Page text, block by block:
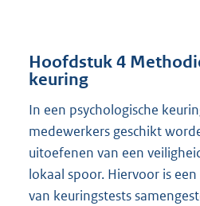
Hoofdstuk 4
keuring
In een psychologische
medewerkers geschikt
uitoefenen van een
lokaal spoor. Hiervoor is
van keuringstests